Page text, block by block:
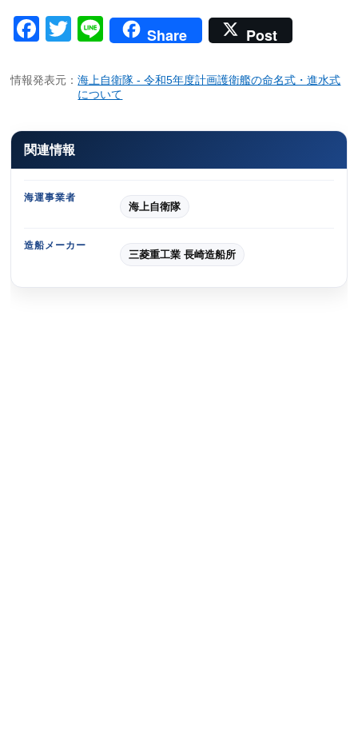
Facebook
Twitter
LineShare Post
情報発表元：海上自衛隊 - 令和5年度計画護衛艦の命名式・進水式
について
関連情報
海運事業者
海上自衛隊
造船メーカー
三菱重工業 長崎造船所